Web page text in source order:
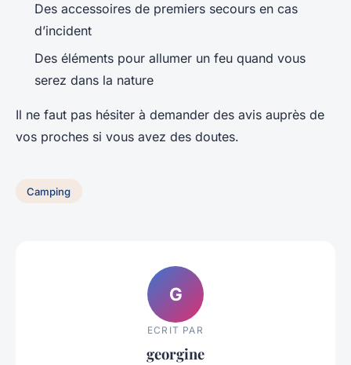
Des accessoires de premiers secours en cas
d’incident
Des éléments pour allumer un feu quand vous
serez dans la nature
Il ne faut pas hésiter à demander des avis auprès de
vos proches si vous avez des doutes.
Camping
G
ECRIT PAR
georgine